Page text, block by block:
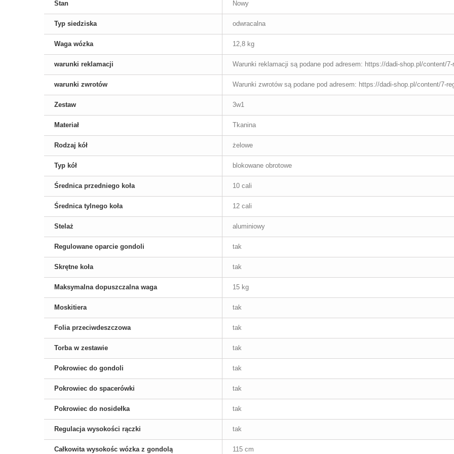
Stan Nowy
Typ siedziska odwracalna
Waga wózka 12,8 kg
warunki reklamacji Warunki reklamacji są podane pod adresem: https://dadi-shop.pl/content/7-
warunki zwrotów Warunki zwrotów są podane pod adresem: https://dadi-shop.pl/content/7-
Zestaw 3w1
Materiał Tkanina
Rodzaj kół żelowe
Typ kół blokowane obrotowe
Średnica przedniego koła 10 cali
Średnica tylnego koła 12 cali
Stelaż aluminiowy
Regulowane oparcie gondoli tak
Skrętne koła tak
Maksymalna dopuszczalna waga 15 kg
Moskitiera tak
Folia przeciwdeszczowa tak
Torba w zestawie tak
Pokrowiec do gondoli tak
Pokrowiec do spacerówki tak
Pokrowiec do nosidełka tak
Regulacja wysokości rączki tak
Całkowita wysokośc wózka z gondolą 115 cm